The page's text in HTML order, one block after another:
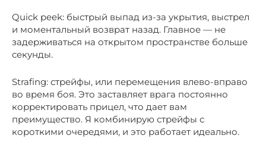
Quick peek: быстрый выпад из-за укрытия, выстрел
и моментальный возврат назад. Главное — не
задерживаться на открытом пространстве больше
секунды.
Strafing: стрейфы, или перемещения влево-вправо
во время боя. Это заставляет врага постоянно
корректировать прицел, что дает вам
преимущество. Я комбинирую стрейфы с
короткими очередями, и это работает идеально.